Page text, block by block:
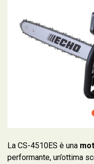
La CS-4510ES è una
performante, un’ottima